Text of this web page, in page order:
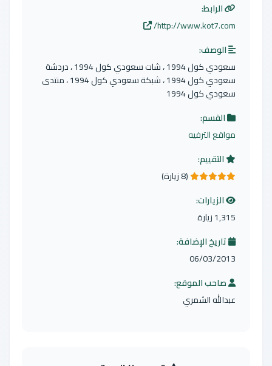
الرابط:
http://www.kot7.com/
الوصف:
سعودي كول 1994 ، شات سعودي كول 1994 ، دردشة
سعودي كول 1994 ، شبكة سعودي كول 1994 ، منتدى
سعودي كول 1994
القسم:
مواقع الترفيه
التقييم:
73.0 من 5 نجوم
(8 زيارة)
الزيارات:
1,315 زيارة
تاريخ الإضافة:
06/03/2013
صاحب الموقع:
عبدالله الشمري